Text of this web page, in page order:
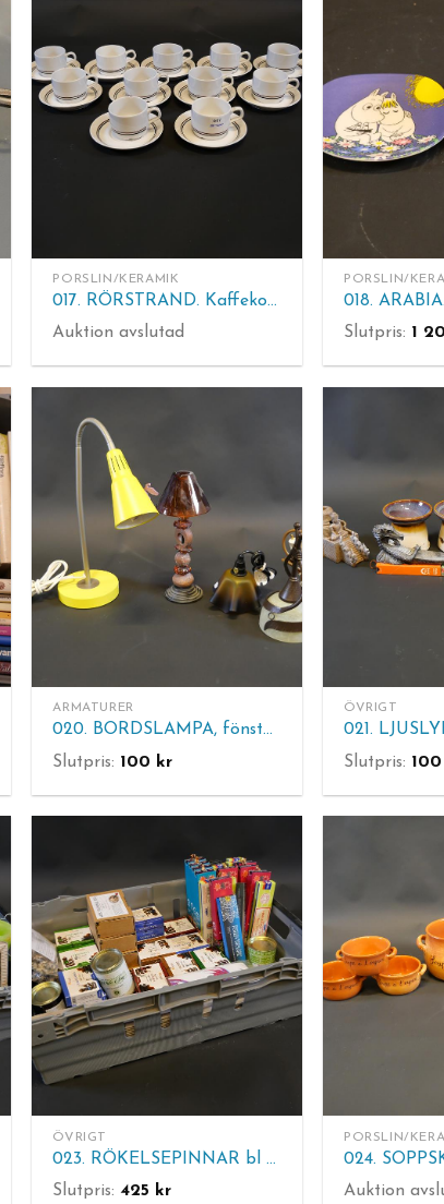
PORSLIN/KERAMIK
017. RÖRSTRAND. Kaffekoppar 11 st.
Auktion avslutad
PORSLIN/
018.
Slutpris: 1
ARMATURER
020. BORDSLAMPA, fönstebelysningar mm.
Slutpris: 100 kr
ÖVRIGT
021.
Slutpris: 100
ÖVRIGT
023. RÖKELSEPINNAR bl a Premium Masala Sticks mm.
Slutpris: 425 kr
PORSLIN/
Auktion